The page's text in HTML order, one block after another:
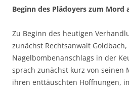
Beginn des Plädoyers zum Mord
Zu Beginn des heutigen
zunächst Rechtsanwalt
Nagelbombenanschlags in der
sprach zunächst kurz von seinen
ihren enttäuschten Hoffnungen,